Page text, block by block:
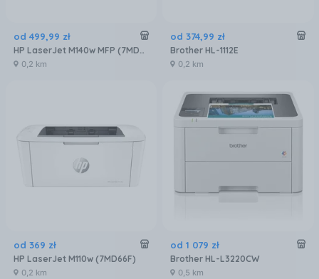
od 499,99 zł
HP LaserJet M140w MFP (7MD72F)
0,2 km
od 374,99 zł
Brother HL-1112E
0,2 km
od 369 zł
HP LaserJet M110w (7MD66F)
0,2 km
od 1 079 zł
Brother HL-L3220CW
0,5 km